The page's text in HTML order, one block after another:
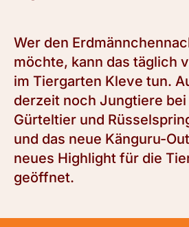
Wer den
möchte, kann das täglich
im Tiergarten Kleve tun.
derzeit noch Jungtiere
Gürteltier und
und das neue Känguru-
neues Highlight für die
geöffnet.